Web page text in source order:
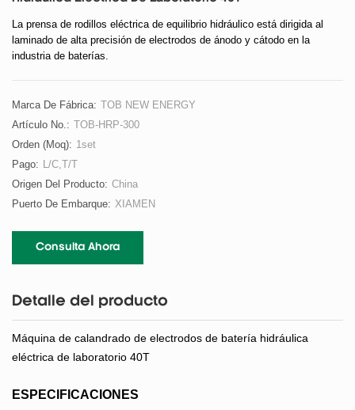
La prensa de rodillos eléctrica de equilibrio hidráulico está dirigida al
laminado de alta precisión de electrodos de ánodo y cátodo en la
industria de baterías.
Marca De Fábrica: TOB NEW ENERGY
Artículo No.: TOB-HRP-300
Orden (moq): 1set
Pago: L/C,T/T
Origen Del Producto: China
Puerto De Embarque: XIAMEN
Consulta Ahora
Detalle del producto
Máquina de calandrado de electrodos de batería hidráulica
eléctrica de laboratorio 40T
ESPECIFICACIONES